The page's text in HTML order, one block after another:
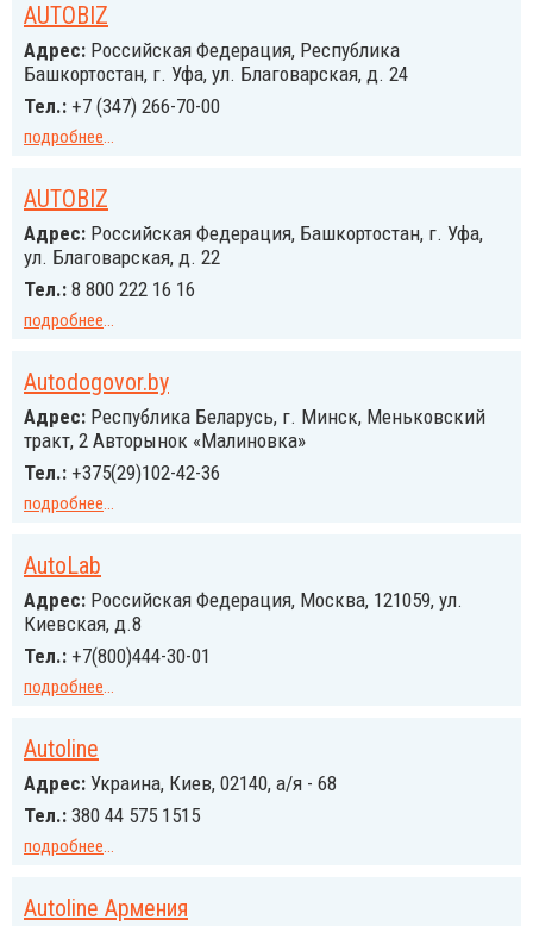
AUTOBIZ
Адрес: Российcкая Федерация, Республика
Башкортостан, г. Уфа, ул. Благоварская, д. 24
Тел.: +7 (347) 266-70-00
подробнее...
AUTOBIZ
Адрес: Российcкая Федерация, Башкортостан, г. Уфа,
ул. Благоварская, д. 22
Тел.: 8 800 222 16 16
подробнее...
Autodogovor.by
Адрес: Республика Беларусь, г. Минск, Меньковский
тракт, 2 Авторынок «Малиновка»
Тел.: +375(29)102-42-36
подробнее...
AutoLab
Адрес: Российcкая Федерация, Москва, 121059, ул.
Киевская, д.8
Тел.: +7(800)444-30-01
подробнее...
Autoline
Адрес: Украина, Киев, 02140, а/я - 68
Тел.: 380 44 575 1515
подробнее...
Autoline Армения